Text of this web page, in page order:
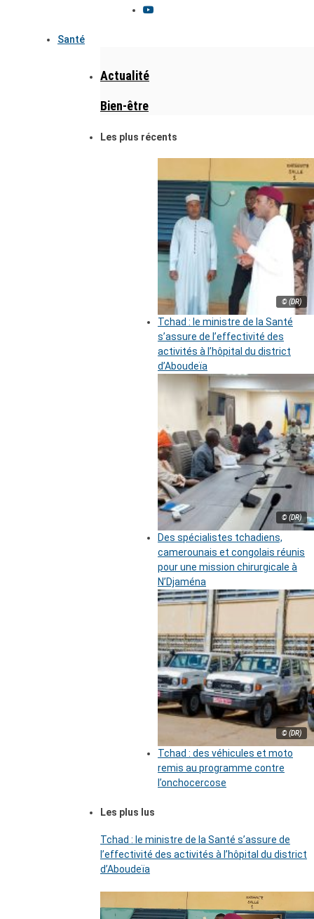
Santé
Actualité
Bien-être
Les plus récents
© (DR)
Tchad : le ministre de la Santé
s’assure de l’effectivité des
activités à l’hôpital du district
d’Aboudeïa
© (DR)
Des spécialistes tchadiens,
camerounais et congolais réunis
pour une mission chirurgicale à
N’Djaména
© (DR)
Tchad : des véhicules et moto
remis au programme contre
l’onchocercose
Les plus lus
Tchad : le ministre de la Santé s’assure de
l’effectivité des activités à l’hôpital du district
d’Aboudeïa